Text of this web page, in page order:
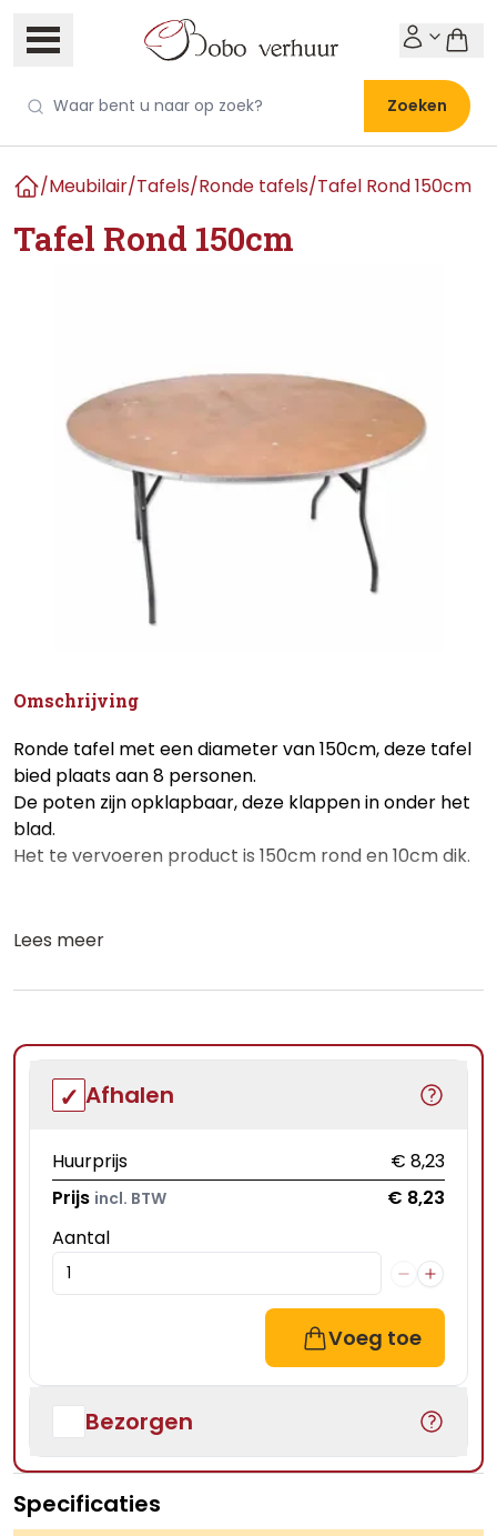
Zoeken
/Meubilair/Tafels/Ronde tafels/Tafel Rond 150cm
Tafel Rond 150cm
Omschrijving
Ronde tafel met een diameter van 150cm, deze tafel
bied plaats aan 8 personen.
De poten zijn opklapbaar, deze klappen in onder het
blad.
Het te vervoeren product is 150cm rond en 10cm dik.
Lees meer
Afhalen
Huurprijs
€ 8,23
Prijs incl. BTW
€ 8,23
Aantal
Voeg toe
Bezorgen
Specificaties